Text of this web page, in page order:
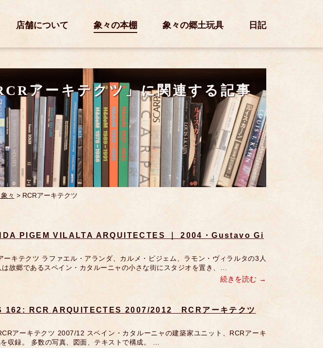
店舗について 象々の本棚 象々の郷土玩具 日記
アーキテクツ」に関連する記事
々 > RCRアーキテクツ
PIGEM VILALTA ARQUITECTES ｜ 2004・Gustavo Gi
キテクツ ラファエル・アランダ、カルメ・ピジェム、ラモン・ヴィラルタの3人
故郷であるスペイン・カタルーニャの小さな街にスタジオを置き、…
続きを読む
162: RCR ARQUITECTES 2007/2012 RCRアーキテクツ
アーキテクツ 2007/12 スペイン・カタルーニャの建築家ユニット、RCRアーキ
収録。 多数の写真、図面、テキストで構成。 …